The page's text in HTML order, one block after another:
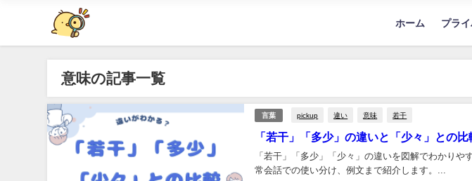
ホーム プラ
意味の記事一覧
言葉 pickup 違い 意味 若干
「若干」「多少」の違いと「少々」との
「若干」「多少」「少々」の違いを図解でわかりや
常会話での使い分け、例文まで紹介します。...